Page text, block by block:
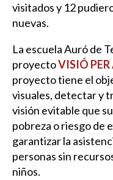
visitados y 12
nuevas.
La escuela Auró de
proyectoVISIÓ
proyecto tiene el
visuales, detectar y
visión evitable que
pobreza o riesgo de
garantizar la
personas sin
niños.